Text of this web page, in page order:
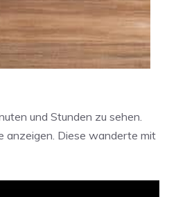
und Stunden zu sehen.
anzeigen. Diese wanderte mit